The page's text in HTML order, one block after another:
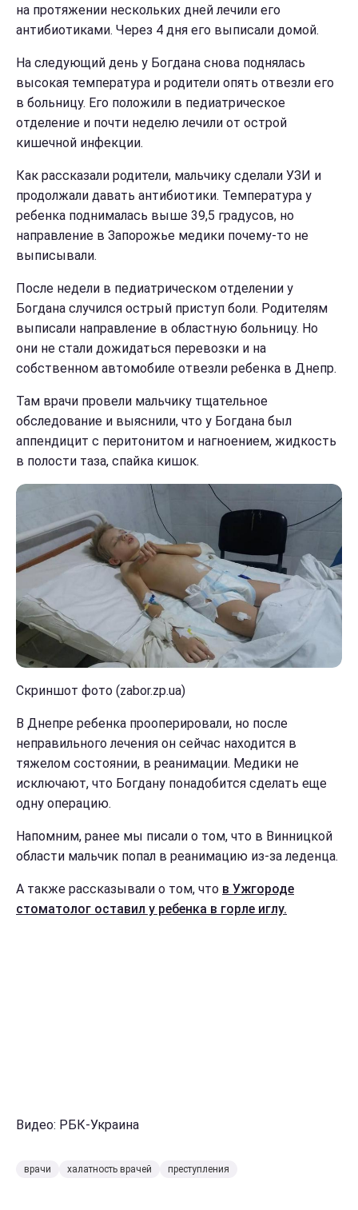
на протяжении нескольких дней лечили его
антибиотиками. Через 4 дня его выписали домой.
На следующий день у Богдана снова поднялась
высокая температура и родители опять отвезли его
в больницу. Его положили в педиатрическое
отделение и почти неделю лечили от острой
кишечной инфекции.
Как рассказали родители, мальчику сделали УЗИ и
продолжали давать антибиотики. Температура у
ребенка поднималась выше 39,5 градусов, но
направление в Запорожье медики почему-то не
выписывали.
После недели в педиатрическом отделении у
Богдана случился острый приступ боли. Родителям
выписали направление в областную больницу. Но
они не стали дожидаться перевозки и на
собственном автомобиле отвезли ребенка в Днепр.
Там врачи провели мальчику тщательное
обследование и выяснили, что у Богдана был
аппендицит с перитонитом и нагноением, жидкость
в полости таза, спайка кишок.
Скриншот фото (zabor.zp.ua)
В Днепре ребенка прооперировали, но после
неправильного лечения он сейчас находится в
тяжелом состоянии, в реанимации. Медики не
исключают, что Богдану понадобится сделать еще
одну операцию.
Напомним, ранее мы писали о том, что в Винницкой
области мальчик попал в реанимацию из-за леденца.
А также рассказывали о том, что в Ужгороде
стоматолог оставил у ребенка в горле иглу.
Видео: РБК-Украина
врачи халатность врачей преступления